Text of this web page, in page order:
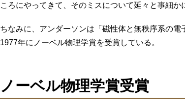
ころにやってきて、そのミスについて延々と事細か
ちなみに、アンダーソンは「磁性体と無秩序系の電
1977年にノーベル物理学賞を受賞している。
ノーベル物理学賞受賞